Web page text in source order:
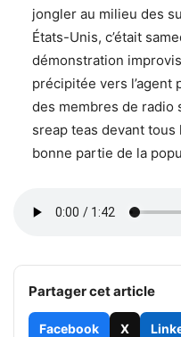
jongler au milieu des
États-Unis, c’était
démonstration
précipitée vers l’agent
des membres de radio
sreap teas devant
bonne partie de la
Partager cet article
Facebook X